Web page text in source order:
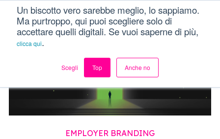
Un biscotto vero sarebbe meglio, lo sappiamo.
Ma purtroppo, qui puoi scegliere solo di
accettare quelli digitali. Se vuoi saperne di più,
clicca qui.
Scegli Top Anche no
Menu
EMPLOYER BRANDING